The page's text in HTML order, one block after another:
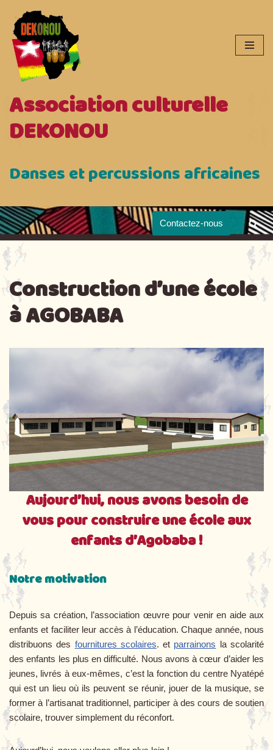
Aller
au
contenu
Association culturelle
DEKONOU
Danses et percussions africaines
Contactez-nous
Construction d’une école
à AGOBABA
Aujourd’hui, nous avons besoin de
vous pour construire une école aux
enfants d’Agobaba !
Notre motivation
Depuis sa création, l’association œuvre pour venir en aide aux
enfants et faciliter leur accès à l’éducation. Chaque année, nous
distribuons des fournitures scolaires. et parrainons la scolarité
des enfants les plus en difficulté. Nous avons à cœur d’aider les
jeunes, livrés à eux-mêmes, c’est la fonction du centre Nyatépé
qui est un lieu où ils peuvent se réunir, jouer de la musique, se
former à l’artisanat traditionnel, participer à des cours de soutien
scolaire, trouver simplement du réconfort.